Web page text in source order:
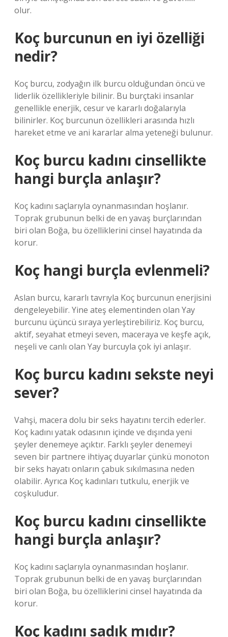
olur.
Koç burcunun en iyi özelliği
nedir?
Koç burcu, zodyağın ilk burcu olduğundan öncü ve
liderlik özellikleriyle bilinir. Bu burçtaki insanlar
genellikle enerjik, cesur ve kararlı doğalarıyla
bilinirler. Koç burcunun özellikleri arasında hızlı
hareket etme ve ani kararlar alma yeteneği bulunur.
Koç burcu kadını cinsellikte
hangi burçla anlaşır?
Koç kadını saçlarıyla oynanmasından hoşlanır.
Toprak grubunun belki de en yavaş burçlarından
biri olan Boğa, bu özelliklerini cinsel hayatında da
korur.
Koç hangi burçla evlenmeli?
Aslan burcu, kararlı tavrıyla Koç burcunun enerjisini
dengeleyebilir. Yine ateş elementinden olan Yay
burcunu üçüncü sıraya yerleştirebiliriz. Koç burcu,
aktif, seyahat etmeyi seven, maceraya ve keşfe açık,
neşeli ve canlı olan Yay burcuyla çok iyi anlaşır.
Koç burcu kadını sekste neyi
sever?
Vahşi, macera dolu bir seks hayatını tercih ederler.
Koç kadını yatak odasının içinde ve dışında yeni
şeyler denemeye açıktır. Farklı şeyler denemeyi
seven bir partnere ihtiyaç duyarlar çünkü monoton
bir seks hayatı onların çabuk sıkılmasına neden
olabilir. Ayrıca Koç kadınları tutkulu, enerjik ve
coşkuludur.
Koç burcu kadını cinsellikte
hangi burçla anlaşır?
Koç kadını saçlarıyla oynanmasından hoşlanır.
Toprak grubunun belki de en yavaş burçlarından
biri olan Boğa, bu özelliklerini cinsel hayatında da
korur.
Koç kadını sadık mıdır?